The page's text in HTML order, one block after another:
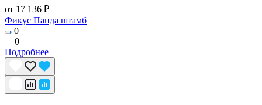
от 17 136 ₽
Фикус Панда штамб
0
0
Подробнее